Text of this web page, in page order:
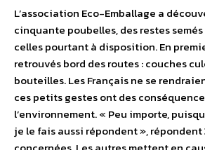
L’association Eco-Emballage a
cinquante poubelles, des restes
celles pourtant à disposition. En
retrouvés bord des routes : couches
bouteilles. Les Français ne se
ces petits gestes ont des
l’environnement. « Peu importe,
je le fais aussi répondent », répondent